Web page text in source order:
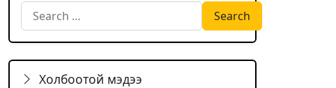
Search for:
Холбоотой мэдээ